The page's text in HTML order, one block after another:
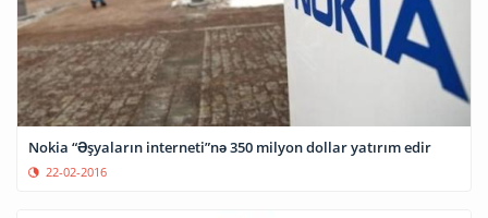
Nokia “Əşyaların interneti”nə 350 milyon dollar yatırım edir
22-02-2016